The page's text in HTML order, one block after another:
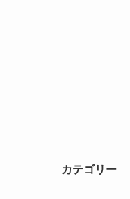
カテゴリー